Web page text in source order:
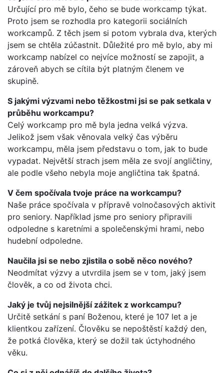
Určující pro mě bylo, čeho se bude workcamp týkat.
Proto jsem se rozhodla pro kategorii sociálních
workcampů. Z těch jsem si potom vybrala dva, kterých
jsem se chtěla zúčastnit. Důležité pro mě bylo, aby mi
workcamp nabízel co nejvíce možností se zapojit, a
zároveň abych se cítila být platným členem ve
skupině.
S jakými výzvami nebo těžkostmi jsi se pak setkala v
průběhu workcampu?
Celý workcamp pro mě byla jedna velká výzva.
Jelikož jsem však věnovala velký čas výběru
workcampu, měla jsem představu o tom, jak to bude
vypadat. Největší strach jsem měla ze svojí angličtiny,
ale podle všeho nebyla moje angličtina tak špatná.
V čem spočívala tvoje práce na workcampu?
Naše práce spočívala v přípravě volnočasových aktivit
pro seniory. Například jsme pro seniory připravili
odpoledne s karetními a společenskými hrami, nebo
hudební odpoledne.
Naučila jsi se nebo zjistila o sobě něco nového?
Neodmítat výzvy a utvrdila jsem se v tom, jaký jsem
člověk, a co od života chci.
Jaký je tvůj nejsilnější zážitek z workcampu?
Určitě setkání s paní Boženou, které je 107 let a je
klientkou zařízení. Člověku se nepoštěstí každý den,
že potká člověka, který se dožil tak úctyhodného
věku.